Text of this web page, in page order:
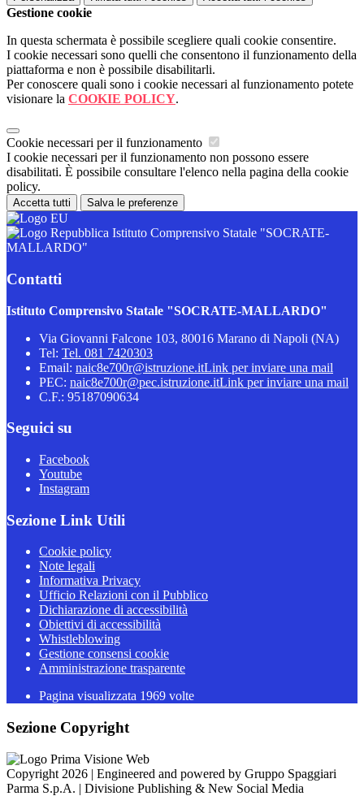
Gestione cookie
In questa schermata è possibile scegliere quali cookie consentire.
I cookie necessari sono quelli che consentono il funzionamento della
piattaforma e non è possibile disabilitarli.
Per conoscere quali sono i cookie necessari al funzionamento potete
visionare la COOKIE POLICY.
Cookie necessari per il funzionamento
I cookie necessari per il funzionamento non possono essere
disabilitati. È possibile consultare l'elenco nella pagina della cookie
policy.
Accetta tutti Salva le preferenze
Istituto Comprensivo Statale "SOCRATE-
MALLARDO"
Contatti
Istituto Comprensivo Statale "SOCRATE-MALLARDO"
Via Giovanni Falcone 103, 80016 Marano di Napoli (NA)
Tel: Tel. 081 7420303
Email: naic8e700r@istruzione.itLink per inviare una mail
PEC: naic8e700r@pec.istruzione.itLink per inviare una mail
C.F.: 95187090634
Seguici su
Facebook
Youtube
Instagram
Sezione Link Utili
Cookie policy
Note legali
Informativa Privacy
Ufficio Relazioni con il Pubblico
Dichiarazione di accessibilità
Obiettivi di accessibilità
Whistleblowing
Gestione consensi cookie
Amministrazione trasparente
Pagina visualizzata 1969 volte
Sezione Copyright
Copyright 2026 | Engineered and powered by Gruppo Spaggiari
Parma S.p.A. | Divisione Publishing & New Social Media